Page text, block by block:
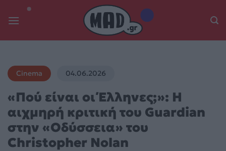
Cinema 04.06.2026
«Πού είναι οι Έλληνες;»: Η
αιχμηρή κριτική του Guardian
στην «Οδύσσεια» του
Christopher Nolan